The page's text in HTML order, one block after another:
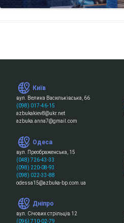
Київ
вул. Велика Васильківська, 66
(098) 017-46-15
azbukakiev8@ukr.net
azbuka.anna7@gmail.com
Одеса
вул. Преображенська, 15
(048) 726-43-33
(098) 220-08-93
(098) 022-33-88
odessa15@azbuka-bp.com.ua
Дніпро
вул. Січових стрільців 12
(096) 710-02-79